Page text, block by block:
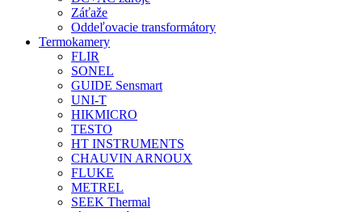
Záťaže
Oddeľovacie transformátory
Termokamery
FLIR
SONEL
GUIDE Sensmart
UNI-T
HIKMICRO
TESTO
HT INSTRUMENTS
CHAUVIN ARNOUX
FLUKE
METREL
SEEK Thermal